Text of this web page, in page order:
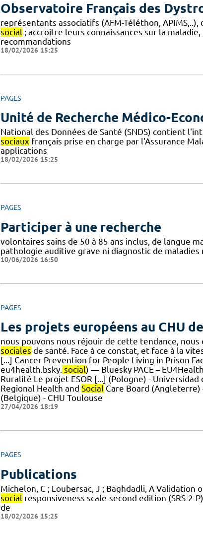
Observatoire Français des
représentants associatifs (AFM-Téléthon,
social ; accroitre leurs connaissances sur la
recommandations
18/02/2026 15:25
PAGES
Unité de Recherche Médico-
National des Données de Santé (SNDS) contient
sociaux français prise en charge par l'Assurance
applications
18/02/2026 15:25
PAGES
Participer à une recherche
volontaires sains de 50 à 85 ans inclus, de langue
pathologie auditive grave ni diagnostic de
10/06/2026 16:50
PAGES
Les projets européens au CHU
nous pouvons nous réjouir de cette tendance,
sociales de santé. Face à ce constat, et face à la
[...] Cancer Prevention for People Living in Prison
eu4health.bsky. social) — Bluesky PACE –
Ruralité Le projet ESOR [...] (Pologne) -
Regional Health and Social Care Board (Angleterre)
(Belgique) - CHU Toulouse
27/04/2026 18:19
PAGES
Publications
Michelon, C ; Loubersac, J ; Baghdadli, A
social responsiveness scale-second edition (SRS-2-
de
18/02/2026 15:25